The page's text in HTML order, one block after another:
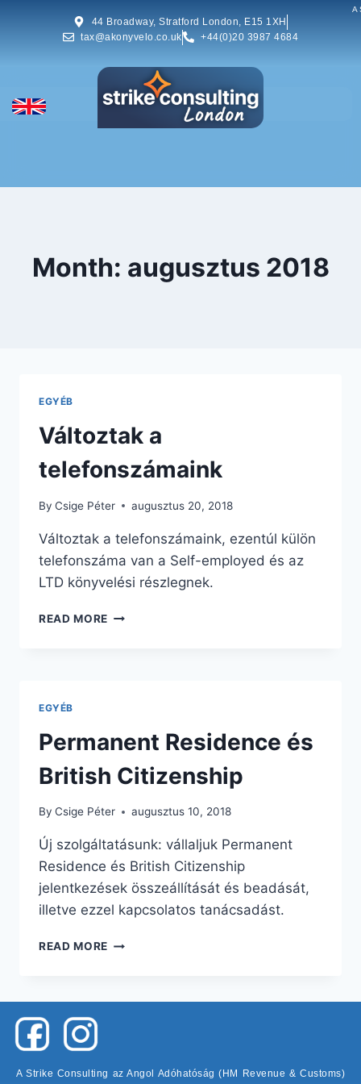
44 Broadway, Stratford London, E15 1XH
tax@akonyvelo.co.uk
+44(0)20 3987 4684
A
Month: augusztus 2018
EGYÉB
Változtak a
telefonszámaink
By Csige Péter augusztus 20, 2018
Változtak a telefonszámaink, ezentúl külön
telefonszáma van a Self-employed és az
LTD könyvelési részlegnek.
READ MORE
EGYÉB
Permanent Residence és
British Citizenship
By Csige Péter augusztus 10, 2018
Új szolgáltatásunk: vállaljuk Permanent
Residence és British Citizenship
jelentkezések összeállítását és beadását,
illetve ezzel kapcsolatos tanácsadást.
READ MORE
A Strike Consulting az Angol Adóhatóság (HM Revenue & Customs)